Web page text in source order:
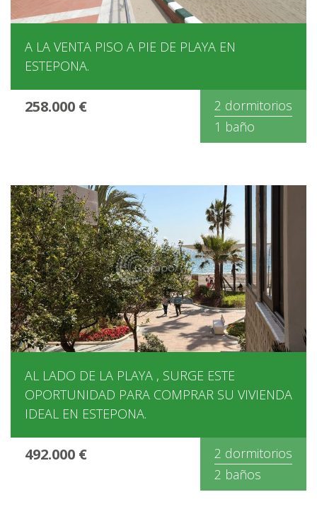
A LA VENTA PISO A PIE DE PLAYA EN
ESTEPONA.
258.000 €
2 dormitorios
1 baño
AL LADO DE LA PLAYA , SURGE ESTE
OPORTUNIDAD PARA COMPRAR SU VIVIENDA
IDEAL EN ESTEPONA.
492.000 €
2 dormitorios
2 baños